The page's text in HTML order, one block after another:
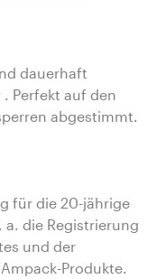
dauerhaft
Perfekt auf den
abgestimmt.
für die 20-jährige
a. die Registrierung
und der
Produkte.